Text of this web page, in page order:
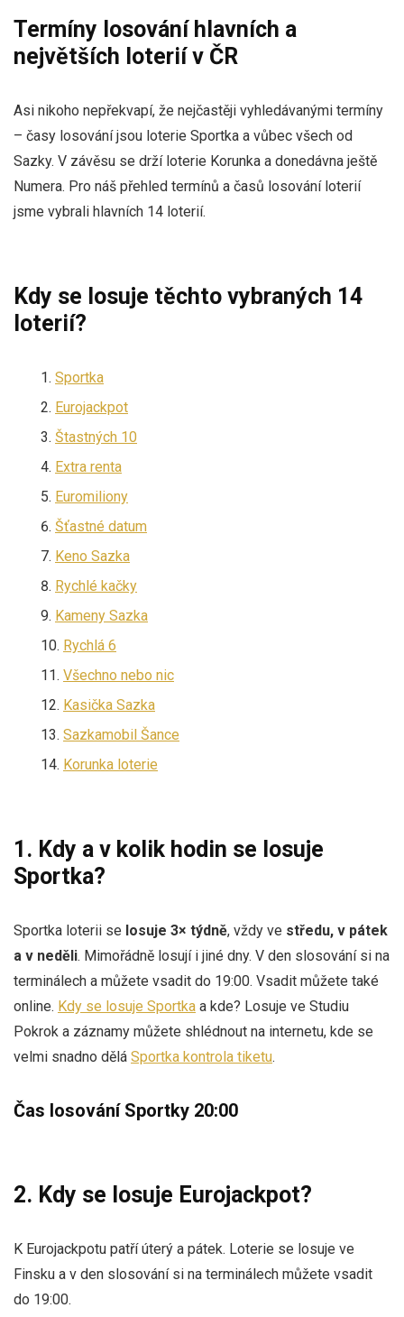
Termíny losování hlavních a
největších loterií v ČR
Asi nikoho nepřekvapí, že nejčastěji vyhledávanými termíny
– časy losování jsou loterie Sportka a vůbec všech od
Sazky. V závěsu se drží loterie Korunka a donedávna ještě
Numera. Pro náš přehled termínů a časů losování loterií
jsme vybrali hlavních 14 loterií.
Kdy se losuje těchto vybraných 14
loterií?
Sportka
Eurojackpot
Štastných 10
Extra renta
Euromiliony
Šťastné datum
Keno Sazka
Rychlé kačky
Kameny Sazka
Rychlá 6
Všechno nebo nic
Kasička Sazka
Sazkamobil Šance
Korunka loterie
1. Kdy a v kolik hodin se losuje
Sportka?
Sportka loterii se losuje 3× týdně, vždy ve středu, v pátek
a v neděli. Mimořádně losují i jiné dny. V den slosování si na
terminálech a můžete vsadit do 19:00. Vsadit můžete také
online. Kdy se losuje Sportka a kde? Losuje ve Studiu
Pokrok a záznamy můžete shlédnout na internetu, kde se
velmi snadno dělá Sportka kontrola tiketu.
Čas losování Sportky 20:00
2. Kdy se losuje Eurojackpot?
K Eurojackpotu patří úterý a pátek. Loterie se losuje ve
Finsku a v den slosování si na terminálech můžete vsadit
do 19:00.